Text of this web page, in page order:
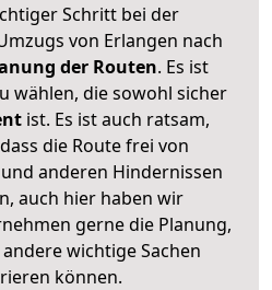
Schritt bei der
von Erlangen nach
der Routen. Es ist
wählen, die sowohl sicher
ist. Es ist auch ratsam,
die Route frei von
anderen Hindernissen
auch hier haben wir
gerne die Planung,
wichtige Sachen
können.